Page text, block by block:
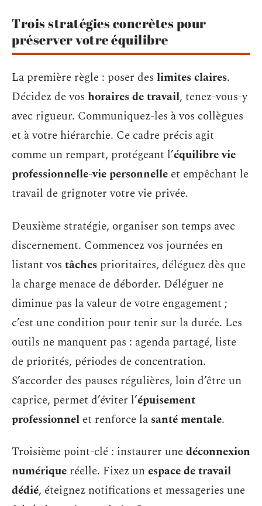
Trois stratégies concrètes pour
préserver votre équilibre
La première règle : poser des limites claires.
Décidez de vos horaires de travail, tenez-vous-y
avec rigueur. Communiquez-les à vos collègues
et à votre hiérarchie. Ce cadre précis agit
comme un rempart, protégeant l’équilibre vie
professionnelle-vie personnelle et empêchant le
travail de grignoter votre vie privée.
Deuxième stratégie, organiser son temps avec
discernement. Commencez vos journées en
listant vos tâches prioritaires, déléguez dès que
la charge menace de déborder. Déléguer ne
diminue pas la valeur de votre engagement ;
c’est une condition pour tenir sur la durée. Les
outils ne manquent pas : agenda partagé, liste
de priorités, périodes de concentration.
S’accorder des pauses régulières, loin d’être un
caprice, permet d’éviter l’épuisement
professionnel et renforce la santé mentale.
Troisième point-clé : instaurer unedéconnexion
numérique réelle. Fixez unespace de travail
dédié, éteignez notifications et messageries une